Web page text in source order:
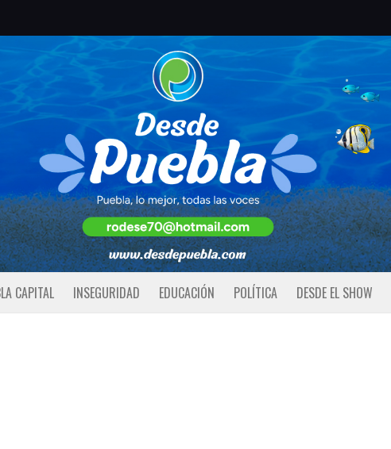
CAPITAL INSEGURIDAD EDUCACIÓN POLÍTICA DESDE EL SHOW